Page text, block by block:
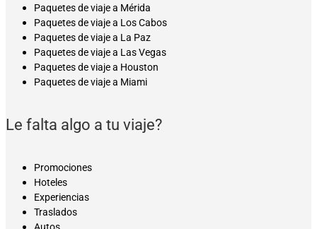
Paquetes de viaje a Mérida
Paquetes de viaje a Los Cabos
Paquetes de viaje a La Paz
Paquetes de viaje a Las Vegas
Paquetes de viaje a Houston
Paquetes de viaje a Miami
Le falta algo a tu viaje?
Promociones
Hoteles
Experiencias
Traslados